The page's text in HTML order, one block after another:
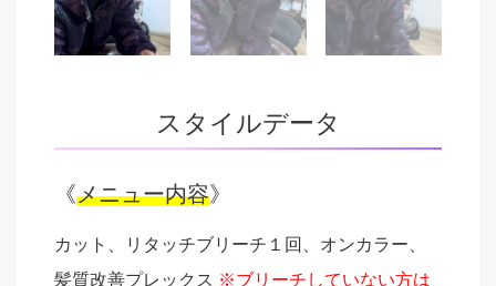
スタイルデータ
《メニュー内容》
カット、リタッチブリーチ１回、オンカラー、
髪質改善プレックス ※ブリーチしていない方は